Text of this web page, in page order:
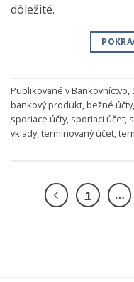
dôležité.
Publikované vBankovníctvo,
bankový produkt,bežné účty,
sporiace účty, sporiaci účet,
vklady,termínovaný účet,
1 …